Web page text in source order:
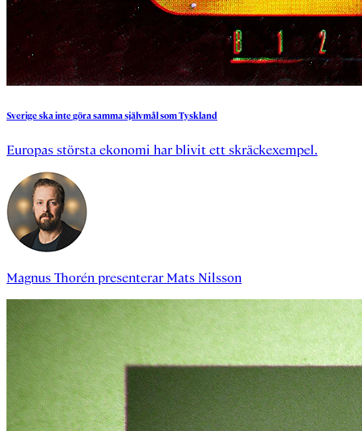
SverigeskaintegörasammasjälvmålsomTyskland
Europas största ekonomi har blivit ett skräckexempel.
Magnus Thorénpresenterar Mats Nilsson